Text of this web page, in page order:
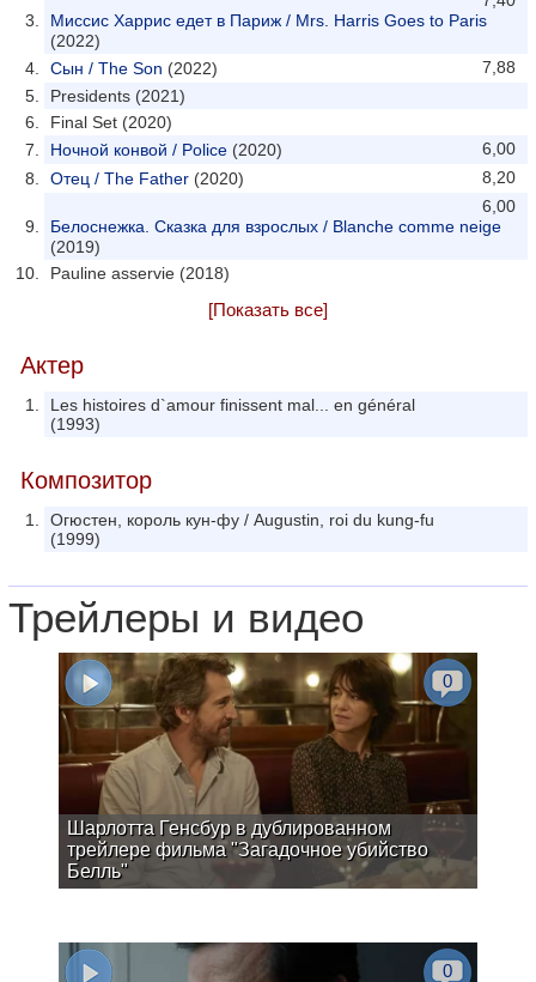
Миссис Харрис едет в Париж / Mrs. Harris Goes to Paris
(2022)
7,88
Сын / The Son (2022)
Presidents (2021)
Final Set (2020)
6,00
Ночной конвой / Police (2020)
8,20
Отец / The Father (2020)
6,00
Белоснежка. Сказка для взрослых / Blanche comme neige
(2019)
Pauline asservie (2018)
[Показать все]
Актер
Les histoires d`amour finissent mal... en général
(1993)
Композитор
Огюстен, король кун-фу / Augustin, roi du kung-fu
(1999)
Трейлеры и видео
Шарлотта Генсбур в дублированном
трейлере фильма "Загадочное убийство
Белль"
0
0